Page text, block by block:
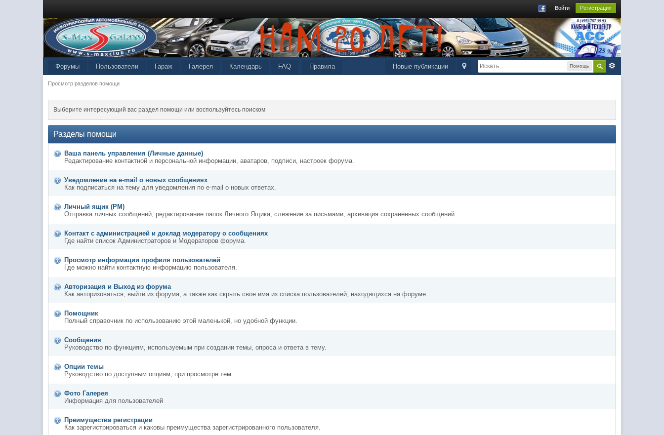
Войти Регистрация
Помощь
Новые публикации
FAQ Правила
Форумы Пользователи Гараж Галерея Календарь
Просмотр разделов помощи
Выберите интересующий вас раздел помощи или воспользуйтесь поиском
Разделы помощи
Ваша панель управления (Личные данные)
Редактирование контактной и персональной информации, аватаров, подписи, настроек форума.
Уведомление на e-mail о новых сообщениях
Как подписаться на тему для уведомления по e-mail о новых ответах.
Личный ящик (PM)
Отправка личных сообщений, редактирование папок Личного Ящика, слежение за письмами, архивация сохраненных сообщений.
Контакт с администрацией и доклад модератору о сообщениях
Где найти список Администраторов и Модераторов форума.
Просмотр информации профиля пользователей
Где можно найти контактную информацию пользователя.
Авторизация и Выход из форума
Как авторизоваться, выйти из форума, а также как скрыть свое имя из списка пользователей, находящихся на форуме.
Помощник
Полный справочник по использованию этой маленькой, но удобной функции.
Сообщения
Руководство по функциям, используемым при создании темы, опроса и ответа в тему.
Опции темы
Руководство по доступным опциям, при просмотре тем.
Фото Галерея
Информация для пользователей
Преимущества регистрации
Как зарегистрироваться и каковы преимущества зарегистрированного пользователя.